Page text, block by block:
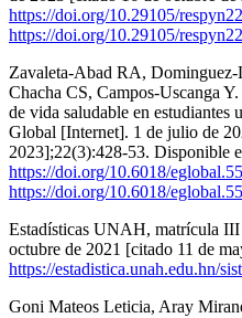
https://doi.org/10.29105/
https://doi.org/10.29105/
Zavaleta-Abad RA,
Chacha CS, Campos-Uscanga
de vida saludable en estudiantes
Global [Internet]. 1 de julio de
2023];22(3):428-53. Disponible
https://doi.org/10.6018/
https://doi.org/10.6018/
Estadísticas UNAH, matrícula
octubre de 2021 [citado 11 de
https://estadistica.unah.edu.hn/
Goni Mateos Leticia, Aray